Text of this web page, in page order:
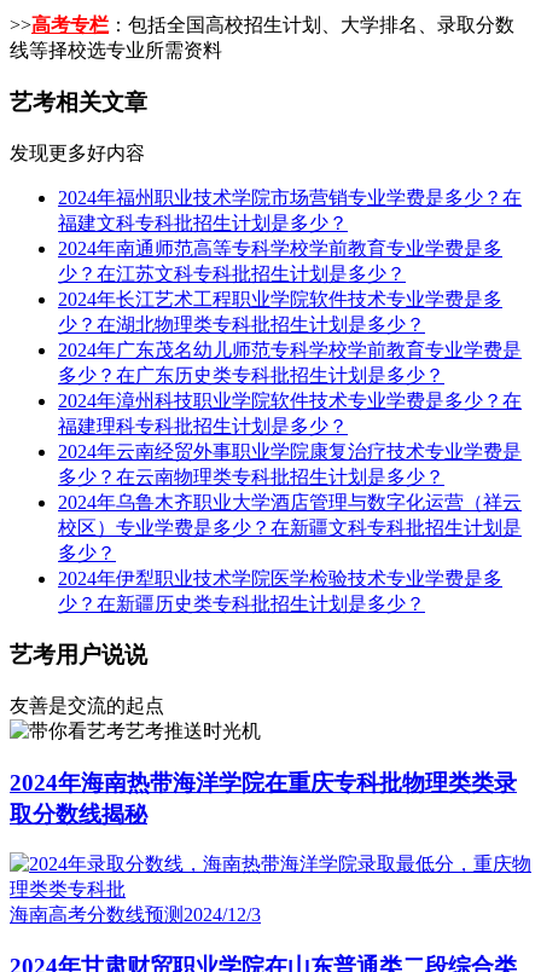
>>高考专栏 ：包括全国高校招生计划、大学排名、录取分数
线等择校选专业所需资料
艺考相关文章
发现更多好内容
2024年福州职业技术学院市场营销专业学费是多少？在
福建文科专科批招生计划是多少？
2024年南通师范高等专科学校学前教育专业学费是多
少？在江苏文科专科批招生计划是多少？
2024年长江艺术工程职业学院软件技术专业学费是多
少？在湖北物理类专科批招生计划是多少？
2024年广东茂名幼儿师范专科学校学前教育专业学费是
多少？在广东历史类专科批招生计划是多少？
2024年漳州科技职业学院软件技术专业学费是多少？在
福建理科专科批招生计划是多少？
2024年云南经贸外事职业学院康复治疗技术专业学费是
多少？在云南物理类专科批招生计划是多少？
2024年乌鲁木齐职业大学酒店管理与数字化运营（祥云
校区）专业学费是多少？在新疆文科专科批招生计划是
多少？
2024年伊犁职业技术学院医学检验技术专业学费是多
少？在新疆历史类专科批招生计划是多少？
艺考用户说说
友善是交流的起点
艺考推送时光机
2024年海南热带海洋学院在重庆专科批物理类类录
取分数线揭秘
海南高考分数线预测2024/12/3
2024年甘肃财贸职业学院在山东普通类二段综合类